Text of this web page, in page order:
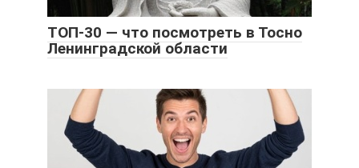
ТОП-30 — что посмотреть в Тосно
Ленинградской области